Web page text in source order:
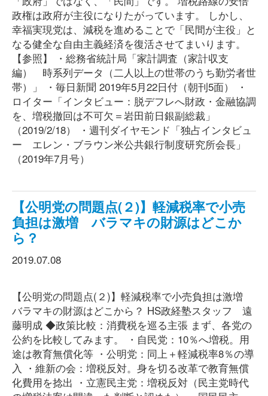
政権は政府が主役になりたがっています。 しかし、
幸福実現党は、減税を進めることで「民間が主役」と
なる健全な自由主義経済を復活させてまいります。
【参照】 ・総務省統計局「家計調査（家計収支
編） 時系列データ（二人以上の世帯のうち勤労者世
帯）」 ・毎日新聞 2019年5月22日付（朝刊5面） ・
ロイター「インタビュー：脱デフレへ財政・金融協調
を、増税撤回は不可欠＝岩田前日銀副総裁」
（2019/2/18） ・週刊ダイヤモンド「独占インタビュ
ー エレン・ブラウン米公共銀行制度研究所会長」
（2019年7月号）
【公明党の問題点(２)】軽減税率で小売
負担は激増 バラマキの財源はどこか
ら？
2019.07.08
【公明党の問題点(２)】軽減税率で小売負担は激増
バラマキの財源はどこから？ HS政経塾スタッフ 遠
藤明成 ◆政策比較：消費税を巡る主張 まず、各党の
公約を比較してみます。 ・自民党：10％へ増税。用
途は教育無償化等 ・公明党：同上＋軽減税率8％の導
入 ・維新の会：増税反対。身を切る改革で教育無償
化費用を捻出 ・立憲民主党：増税反対（民主党時代